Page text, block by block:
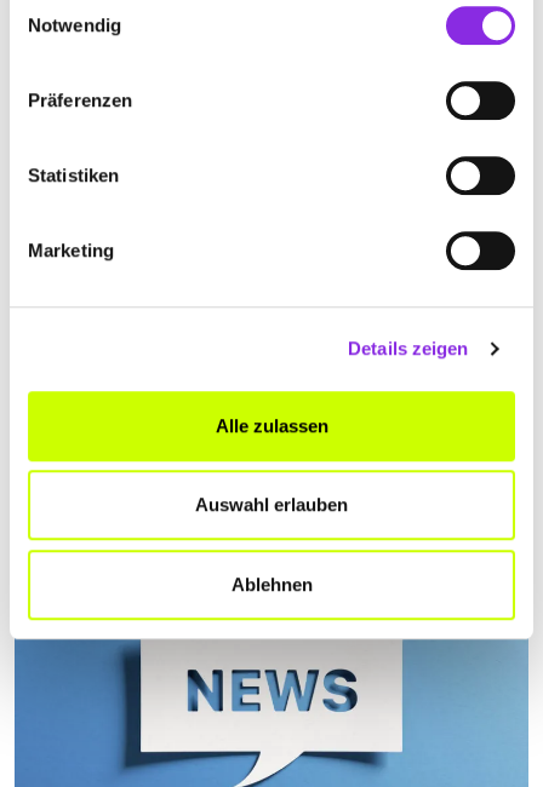
Notwendig
Präferenzen
Statistiken
Marketing
Details zeigen
Alle zulassen
Auswahl erlauben
Ablehnen
Der November 2024 bringt einige Neuerungen mit sich, die sowohl
den Alltag als auch die Arbeitswelt betreffen.